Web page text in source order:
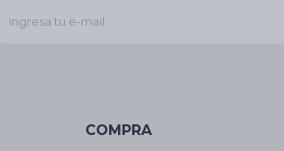
COMPRA